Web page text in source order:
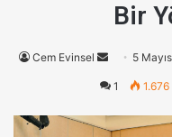
Bir
Cem Evinsel
e
5
1 1.676